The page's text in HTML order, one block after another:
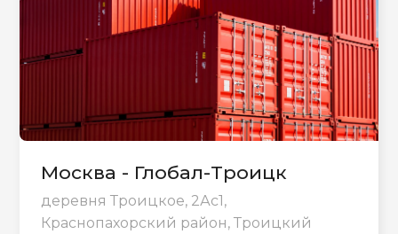
Москва - Глобал-Троицк
деревня Троицкое, 2Ас1,
Краснопахорский район, Троицкий